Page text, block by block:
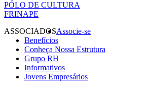
PÓLO DE CULTURA
FRINAPE
ASSOCIADOSAssocie-se
Benefícios
Conheça Nossa Estrutura
Grupo RH
Informativos
Jovens Empresários